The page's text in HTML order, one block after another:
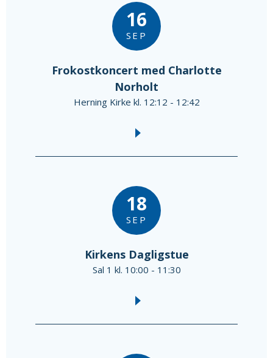
16
SEP
Frokostkoncert med Charlotte
Norholt
Herning Kirke kl. 12:12 - 12:42
18
SEP
Kirkens Dagligstue
Sal 1 kl. 10:00 - 11:30